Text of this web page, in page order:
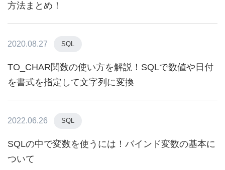
方法まとめ！
2020.08.27 SQL
TO_CHAR関数の使い方を解説！SQLで数値や日付
を書式を指定して文字列に変換
2022.06.26 SQL
SQLの中で変数を使うには！バインド変数の基本に
ついて